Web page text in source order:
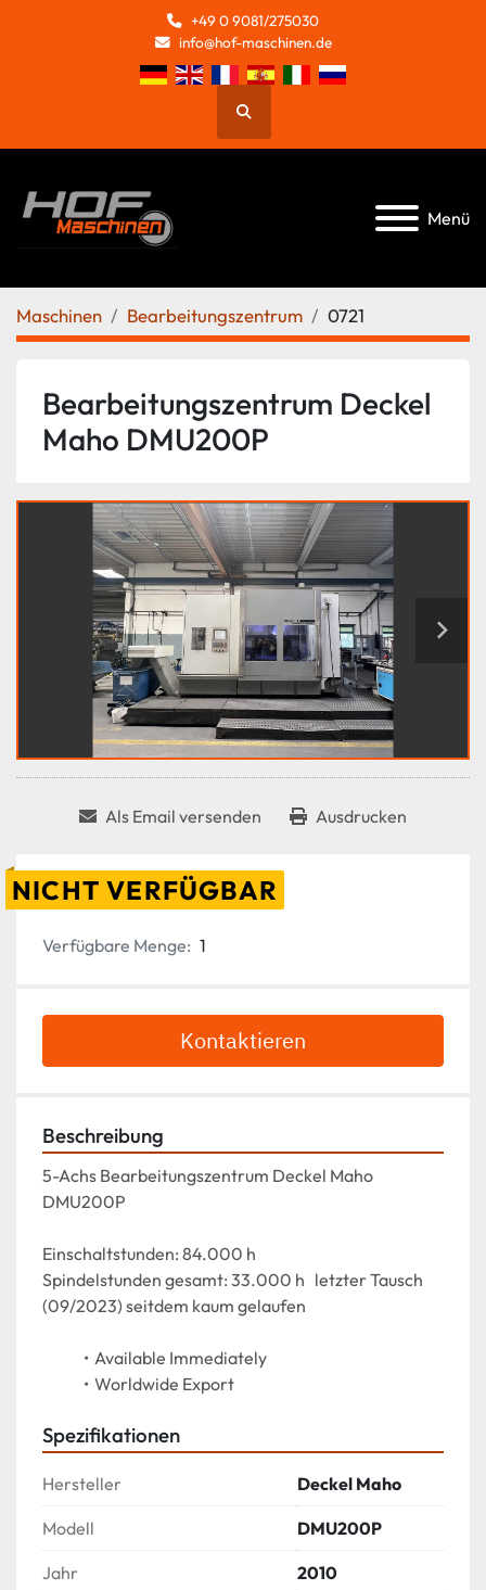
+49 0 9081/275030
info@hof-maschinen.de
Suche
Menü
Maschinen Bearbeitungszentrum 0721
Bearbeitungszentrum Deckel
Maho DMU200P
Als Email versenden Ausdrucken
NICHT VERFÜGBAR
Verfügbare Menge: 1
Kontaktieren
Beschreibung
5-Achs Bearbeitungszentrum Deckel Maho
DMU200P
Einschaltstunden: 84.000 h
Spindelstunden gesamt: 33.000 h   letzter Tausch
(09/2023) seitdem kaum gelaufen
Available Immediately
Worldwide Export
Spezifikationen
Hersteller Deckel Maho
Modell DMU200P
Jahr 2010